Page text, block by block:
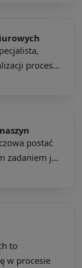
proces...
postać
zadaniem j...
to
w procesie